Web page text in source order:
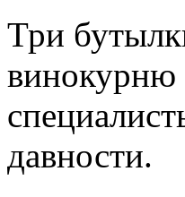
Три
винокурню
давности.